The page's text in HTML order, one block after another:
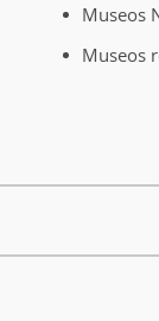
Museos
Museos